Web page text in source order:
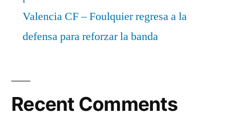
Valencia CF – Foulquier regresa a la
defensa para reforzar la banda
Recent Comments